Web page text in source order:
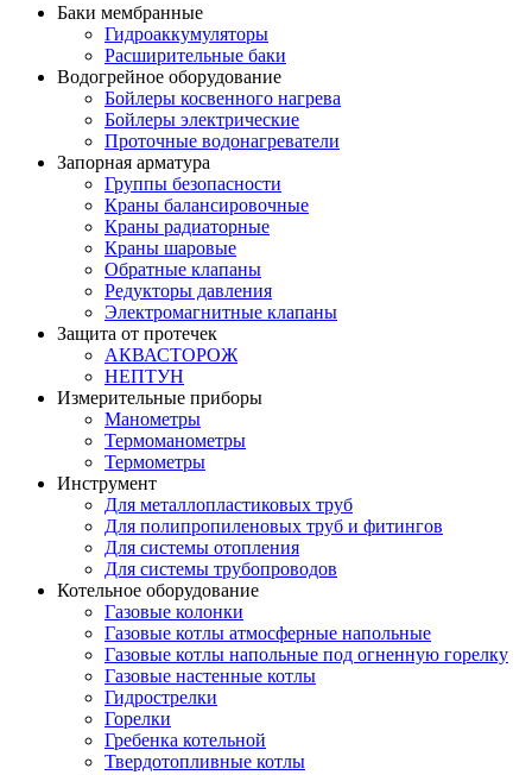
Баки мембранные
Гидроаккумуляторы
Расширительные баки
Водогрейное оборудование
Бойлеры косвенного нагрева
Бойлеры электрические
Проточные водонагреватели
Запорная арматура
Группы безопасности
Краны балансировочные
Краны радиаторные
Краны шаровые
Обратные клапаны
Редукторы давления
Электромагнитные клапаны
Защита от протечек
АКВАСТОРОЖ
НЕПТУН
Измерительные приборы
Манометры
Термоманометры
Термометры
Инструмент
Для металлопластиковых труб
Для полипропиленовых труб и фитингов
Для системы отопления
Для системы трубопроводов
Котельное оборудование
Газовые колонки
Газовые котлы атмосферные напольные
Газовые котлы напольные под огненную горелку
Газовые настенные котлы
Гидрострелки
Горелки
Гребенка котельной
Твердотопливные котлы